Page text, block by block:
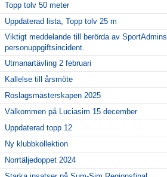
Topp tolv 50 meter
Uppdaterad lista, Topp tolv 25 m
Viktigt meddelande till berörda av SportAdmins
personuppgiftsincident.
Utmanartävling 2 februari
Kallelse till årsmöte
Roslagsmästerskapen 2025
Välkommen på Luciasim 15 december
Uppdaterad topp 12
Ny klubbkollektion
Norrtäljedoppet 2024